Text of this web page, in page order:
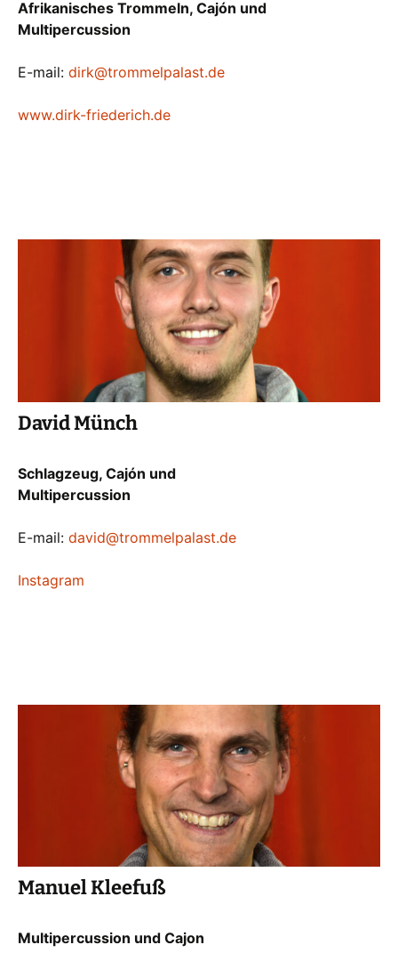
Afrikanisches Trommeln, Cajón und
Multipercussion
E-mail: dirk@trommelpalast.de
www.dirk-friederich.de
David Münch
Schlagzeug, Cajón und
Multipercussion
E-mail: david@trommelpalast.de
Instagram
Manuel Kleefuß
Multipercussion und Cajon